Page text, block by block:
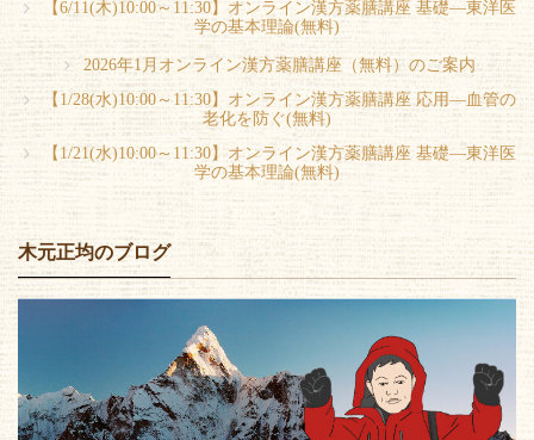
【6/11(木)10:00～11:30】オンライン漢方薬膳講座 基礎―東洋医
学の基本理論(無料)
2026年1月オンライン漢方薬膳講座（無料）のご案内
【1/28(水)10:00～11:30】オンライン漢方薬膳講座 応用―血管の
老化を防ぐ(無料)
【1/21(水)10:00～11:30】オンライン漢方薬膳講座 基礎―東洋医
学の基本理論(無料)
木元正均のブログ